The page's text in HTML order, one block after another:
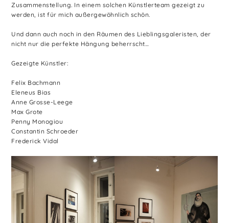
Zusammenstellung. In einem solchen Künstlerteam gezeigt zu
werden, ist für mich außergewöhnlich schön.
Und dann auch noch in den Räumen des Lieblingsgaleristen, der
nicht nur die perfekte Hängung beherrscht…
Gezeigte Künstler:
Felix Bachmann
Eleneus Bias
Anne Grosse-Leege
Max Grote
Penny Monogiou
Constantin Schroeder
Frederick Vidal